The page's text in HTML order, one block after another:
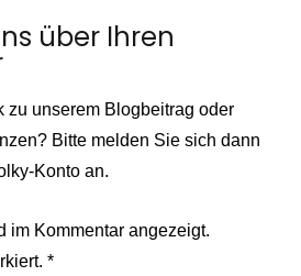
über Ihren
zu unserem Blogbeitrag oder
Bitte melden Sie sich dann
Konto an.
im Kommentar angezeigt.
*